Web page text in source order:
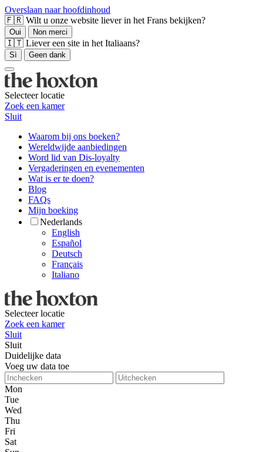
Overslaan naar hoofdinhoud
🇫🇷 Wilt u onze website liever in het Frans bekijken?
Oui Non merci
🇮🇹 Liever een site in het Italiaans?
Sì Geen dank
Selecteer locatie
Zoek een kamer
Sluit
Waarom bij ons boeken?
Wereldwijde aanbiedingen
Word lid van Dis-loyalty
Vergaderingen en evenementen
Wat is er te doen?
Blog
FAQs
Mijn boeking
Nederlands
English
Español
Deutsch
Français
Italiano
Selecteer locatie
Zoek een kamer
Sluit
Sluit
Duidelijke data
Voeg uw data toe
Mon
Tue
Wed
Thu
Fri
Sat